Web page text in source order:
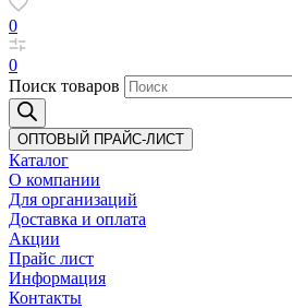
0
0
Поиск товаров
ОПТОВЫЙ ПРАЙС-ЛИСТ
Каталог
О компании
Для организаций
Доставка и оплата
Акции
Прайс лист
Информация
Контакты